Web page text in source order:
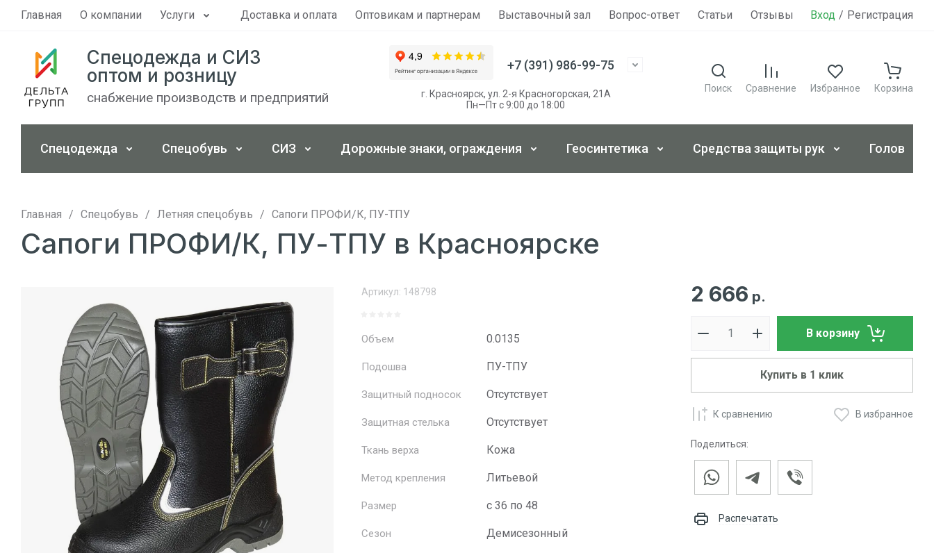
Главная О компании Услуги Доставка и оплата Оптовикам и партнерам Выставочный зал Вопрос-ответ Статьи Отзывы Контакты
Вход / Регистрация
Спецодежда и СИЗ
оптом и розницу
снабжение производств и предприятий
+7 (391) 986-99-75
г. Красноярск, ул. 2-я Красногорская, 21А
Пн—Пт с 9:00 до 18:00
Поиск Сравнение Избранное Корзина
Спецодежда Спецобувь СИЗ Дорожные знаки, ограждения Геосинтетика Средства защиты рук Головные
Главная / Спецобувь / Летняя спецобувь / Сапоги ПРОФИ/К, ПУ-ТПУ
Сапоги ПРОФИ/К, ПУ-ТПУ в Красноярске
Артикул: 148798
Объем 0.0135
Подошва ПУ-ТПУ
Защитный подносок Отсутствует
Защитная стелька Отсутствует
Ткань верха Кожа
Метод крепления Литьевой
Размер с 36 по 48
Сезон Демисезонный
2 666 р.
В корзину
Купить в 1 клик
К сравнению В избранное
Поделиться:
Распечатать